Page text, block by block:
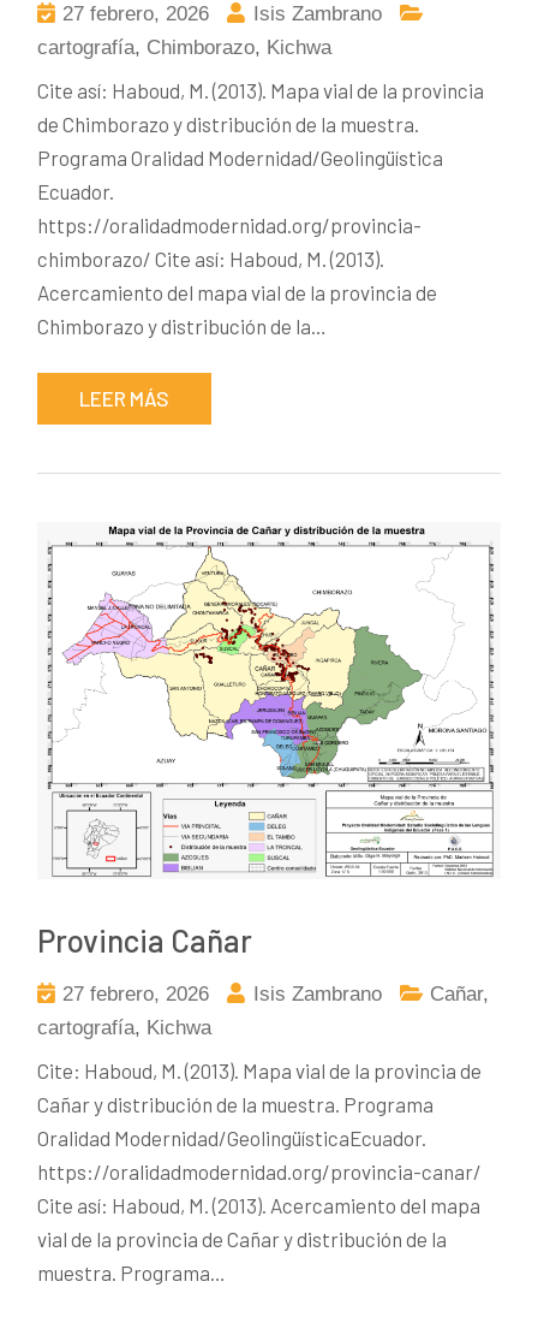
27 febrero, 2026
Isis Zambrano
cartografía, Chimborazo, Kichwa
Cite así: Haboud, M. (2013). Mapa vial de la provincia
de Chimborazo y distribución de la muestra.
Programa Oralidad Modernidad/Geolingüística
Ecuador.
https://oralidadmodernidad.org/provincia-
chimborazo/ Cite así: Haboud, M. (2013).
Acercamiento del mapa vial de la provincia de
Chimborazo y distribución de la…
LEER MÁS
Provincia Cañar
27 febrero, 2026 Isis Zambrano Cañar,
cartografía, Kichwa
Cite: Haboud, M. (2013). Mapa vial de la provincia de
Cañar y distribución de la muestra. Programa
Oralidad Modernidad/GeolingüísticaEcuador.
https://oralidadmodernidad.org/provincia-canar/
Cite así: Haboud, M. (2013). Acercamiento del mapa
vial de la provincia de Cañar y distribución de la
muestra. Programa…